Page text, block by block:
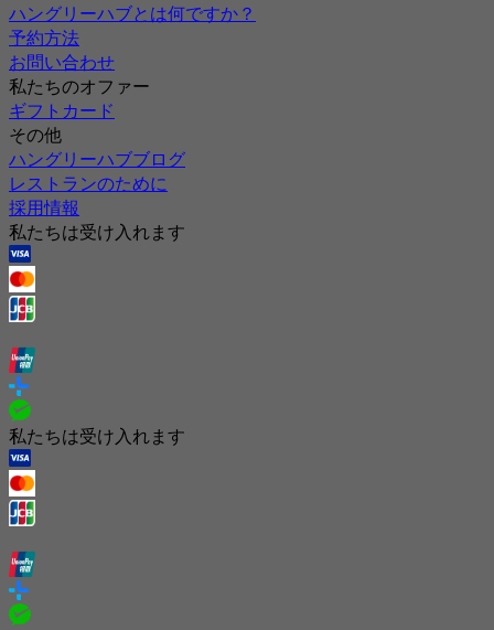
ハングリーハブとは何ですか？
予約方法
お問い合わせ
私たちのオファー
ギフトカード
その他
ハングリーハブブログ
レストランのために
採用情報
私たちは受け入れます
私たちは受け入れます